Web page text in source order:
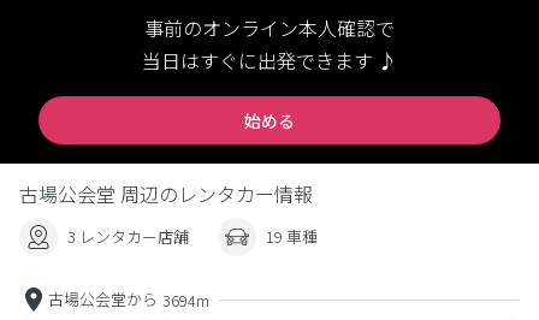
事前のオンライン本人確認で
当日はすぐに出発できます ♪
始める
古場公会堂 周辺のレンタカー情報
3 レンタカー店舗 19 車種
古場公会堂から 3694m